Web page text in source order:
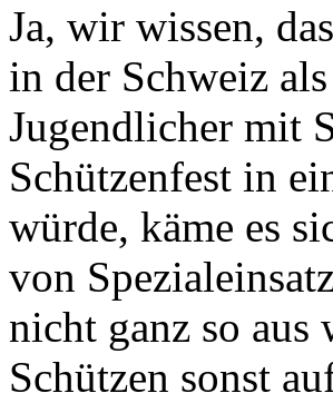
Ja, wir wissen,
in der Schweiz
Jugendlicher mit
Schützenfest in
würde, käme es
von
nicht ganz so aus
Schützen sonst